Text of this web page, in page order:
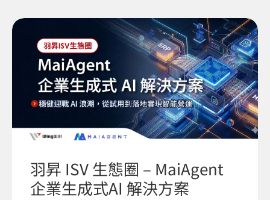
羽昇 ISV 生態圈 – MaiAgent
企業生成式AI 解決方案